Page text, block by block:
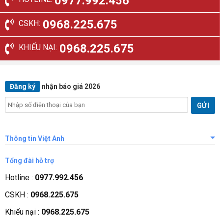
CSKH: 0968.225.675
KHIẾU NẠI: 0968.225.675
Đăng ký nhận báo giá 2026
Thông tin Việt Anh
Giới thiệu công ty
Tầm nhìn sứ mệnh
Quá trình phát triển
Các chứng nhận
Tổng đài hỗ trợ
Hotline : 0977.992.456
CSKH : 0968.225.675
Khiếu nại : 0968.225.675